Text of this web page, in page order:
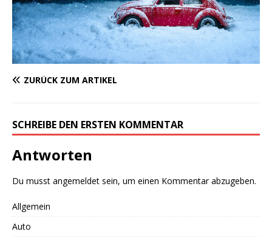
ZURÜCK ZUM ARTIKEL
SCHREIBE DEN ERSTEN KOMMENTAR
Antworten
Du musst angemeldet sein, um einen Kommentar abzugeben.
Allgemein
Auto